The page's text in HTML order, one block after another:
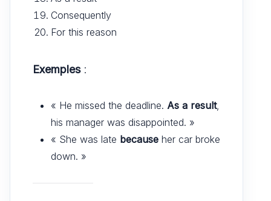
Consequently
For this reason
Exemples:
« He missed the deadline. As a result,
his manager was disappointed. »
« She was late because her car broke
down. »